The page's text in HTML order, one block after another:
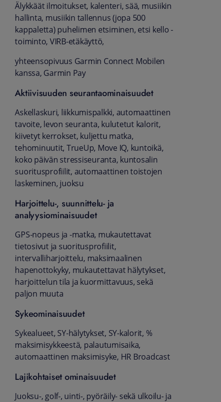
Älykkäät ilmoitukset, kalenteri, sää, musiikin
hallinta, musiikin tallennus (jopa 500
kappaletta) puhelimen etsiminen, etsi kello -
toiminto, VIRB-etäkäyttö,
yhteensopivuus Garmin Connect Mobilen
kanssa, Garmin Pay
Aktiivisuuden seurantaominaisuudet
Askellaskuri, liikkumispalkki, automaattinen
tavoite, levon seuranta, kulutetut kalorit,
kiivetyt kerrokset, kuljettu matka,
tehominuutit, TrueUp, Move IQ, kuntoikä,
koko päivän stressiseuranta, kuntosalin
suoritusprofiilit, automaattinen toistojen
laskeminen, juoksu
Harjoittelu-, suunnittelu- ja
analyysiominaisuudet
GPS-nopeus ja -matka, mukautettavat
tietosivut ja suoritusprofiilit,
intervalliharjoittelu, maksimaalinen
hapenottokyky, mukautettavat hälytykset,
harjoittelun tila ja kuormittavuus, sekä
paljon muuta
Sykeominaisuudet
Sykealueet, SY-hälytykset, SY-kalorit, %
maksimisykkeestä, palautumisaika,
automaattinen maksimisyke, HR Broadcast
Lajikohtaiset ominaisuudet
Juoksu-, golf-, uinti-, pyöräily- sekä ulkoilu- ja